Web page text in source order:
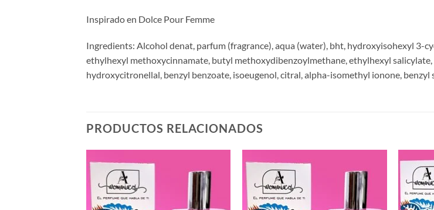
Inspirado en Dolce Pour Femme
Ingredients: Alcohol denat, parfum (fragrance), aqua (water), bht, hydroxyisohexyl 3-
ethylhexyl methoxycinnamate, butyl methoxydibenzoylmethane, ethylhexyl
hydroxycitronellal, benzyl benzoate, isoeugenol, citral, alpha-isomethyl ionone, benzyl
PRODUCTOS RELACIONADOS